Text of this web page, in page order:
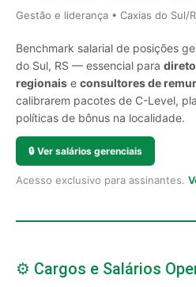
Gestão e liderança • Caxias do Sul/
Benchmark salarial de posições
do Sul, RS — essencial para
regionais e consultores de
calibrarem pacotes de C-Level,
políticas de bônus na localidade.
🔒 Ver salários gerenciais
Acesso exclusivo para assinantes.
⚙️ Cargos e Salários